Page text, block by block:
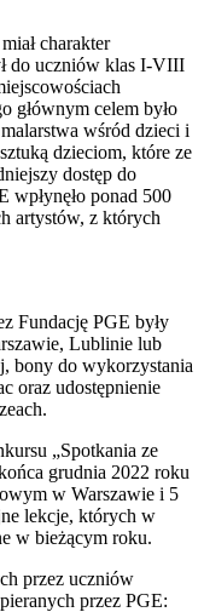
charakter
do uczniów klas I-VIII
głównym celem było
wśród dzieci i
dzieciom, które ze
dostęp do
ponad 500
artystów, z których
Fundację PGE były
Lublinie lub
bony do wykorzystania
oraz udostępnienie
„Spotkania ze
grudnia 2022 roku
w Warszawie i 5
lekcje, których w
w bieżącym roku.
przez uczniów
przez PGE: